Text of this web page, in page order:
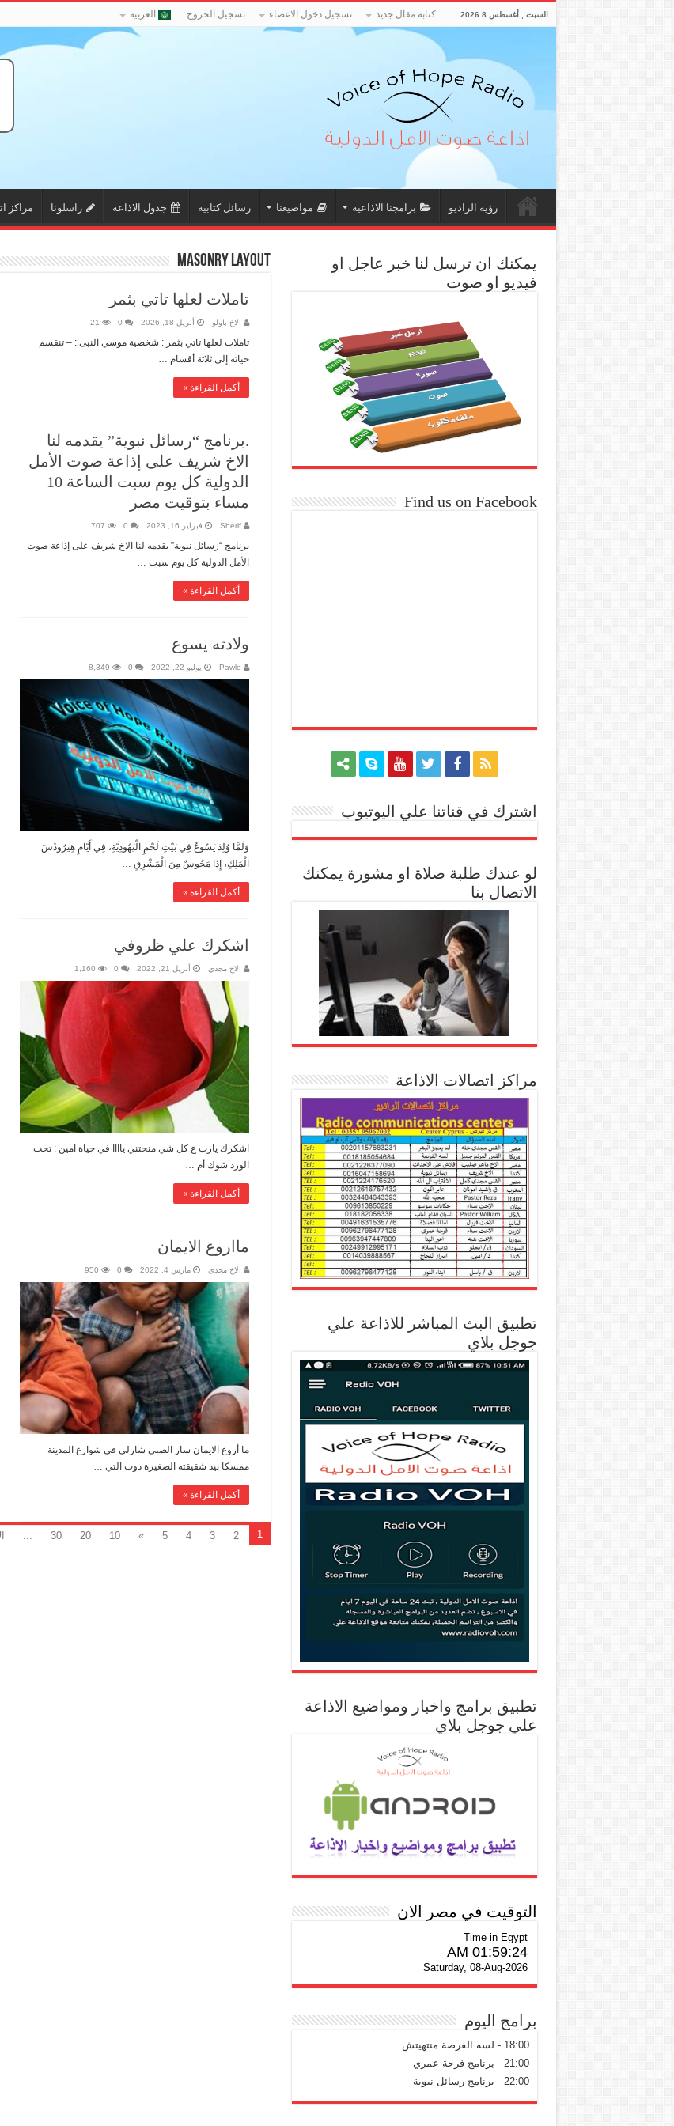
السبت , أغسطس 8 2026 كتابة مقال جديد تسجيل دخول الاعضاء تسجيل الخروج العربية
رؤية الراديو برامجنا الاذاعية مواضيعنا رسائل كتابية جدول الاذاعة راسلونا مراكز
Masonry Layout
تاملات لعلها تاتي بثمر
الاخ باولو أبريل 18, 2026 0
21
تاملات لعلها تاتي بثمر : شخصية موسي النبى : – تنقسم
حياته إلى ثلاثة أقسام …
أكمل القراءة »
.برنامج “رسائل نبوية” يقدمه لنا
الاخ شريف على إذاعة صوت الأمل
الدولية كل يوم سبت الساعة 10
مساء بتوقيت مصر
Sherif فبراير 16, 2023 0
707
برنامج “رسائل نبوية” يقدمه لنا الاخ شريف على إذاعة صوت
الأمل الدولية كل يوم سبت …
أكمل القراءة »
ولادته يسوع
Pawlo يوليو 22, 2022 0
8,349
وَلَمَّا وُلِدَ يَسُوعُ فِي بَيْتِ لَحْمِ الْيَهُودِيَّةِ، فِي أَيَّامِ هِيرُودُسَ
الْمَلِكِ، إِذَا مَجُوسٌ مِنَ الْمَشْرِقِ …
أكمل القراءة »
اشكرك علي ظروفي
الاخ مجدي أبريل 21, 2022 0
1,160
اشكرك يارب ع كل شي منحتني ياااا في حياة امين : تحت
الورد شوك أم …
أكمل القراءة »
مااروع الايمان
الاخ مجدي مارس 4, 2022 0
950
ما أروع الايمان سار الصبي شارلى في شوارع المدينة
ممسكا بيد شقيقته الصغيرة دوت التي …
أكمل القراءة »
1
2
3
4
5
»
10
20
30
...
يمكنك ان ترسل لنا خبر عاجل او
فيديو او صوت
Find us on Facebook
اشترك في قناتنا علي اليوتيوب
لو عندك طلبة صلاة او مشورة يمكنك
الاتصال بنا
مراكز اتصالات الاذاعة
تطبيق البث المباشر للاذاعة علي
جوجل بلاي
تطبيق برامج واخبار ومواضيع الاذاعة
علي جوجل بلاي
التوقيت في مصر الان
Time in Egypt
01:59:25 AM
Saturday, 08-Aug-2026
برامج اليوم
18:00 - لسه الفرصة منتهيتش
21:00 - برنامج فرحة عمري
22:00 - برنامج رسائل نبوية